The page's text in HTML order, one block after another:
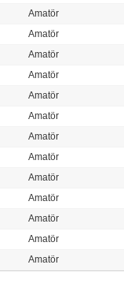
Amatör
Amatör
Amatör
Amatör
Amatör
Amatör
Amatör
Amatör
Amatör
Amatör
Amatör
Amatör
Amatör